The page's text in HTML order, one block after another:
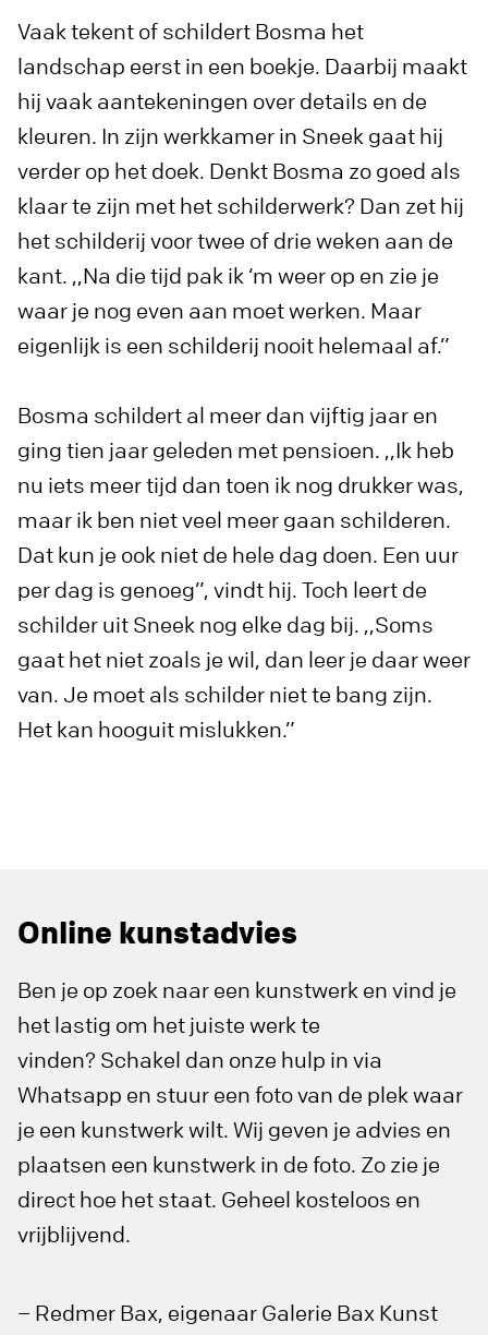
Vaak tekent of schildert Bosma het
landschap eerst in een boekje. Daarbij maakt
hij vaak aantekeningen over details en de
kleuren. In zijn werkkamer in Sneek gaat hij
verder op het doek. Denkt Bosma zo goed als
klaar te zijn met het schilderwerk? Dan zet hij
het schilderij voor twee of drie weken aan de
kant. ,,Na die tijd pak ik ‘m weer op en zie je
waar je nog even aan moet werken. Maar
eigenlijk is een schilderij nooit helemaal af.”
Bosma schildert al meer dan vijftig jaar en
ging tien jaar geleden met pensioen. ,,Ik heb
nu iets meer tijd dan toen ik nog drukker was,
maar ik ben niet veel meer gaan schilderen.
Dat kun je ook niet de hele dag doen. Een uur
per dag is genoeg”, vindt hij. Toch leert de
schilder uit Sneek nog elke dag bij. ,,Soms
gaat het niet zoals je wil, dan leer je daar weer
van. Je moet als schilder niet te bang zijn.
Het kan hooguit mislukken.”
Online kunstadvies
Ben je op zoek naar een kunstwerk en vind je
het lastig om het juiste werk te
vinden? Schakel dan onze hulp in via
Whatsapp en stuur een foto van de plek waar
je een kunstwerk wilt. Wij geven je advies en
plaatsen een kunstwerk in de foto. Zo zie je
direct hoe het staat. Geheel kosteloos en
vrijblijvend.
– Redmer Bax, eigenaar Galerie Bax Kunst